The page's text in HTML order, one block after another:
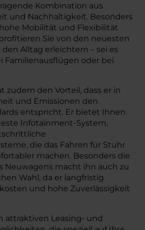
Kombination aus
und Nachhaltigkeit. Besonders
Mobilität und Flexibilität
Sie von den neuesten
Alltag erleichtern – sei es
Familienausflügen oder bei
zudem den Vorteil, dass er in
und Emissionen den
entspricht. Er bietet Ihnen
Infotainment-System,
die das Fahren für Stuhr
machen. Besonders die
Neuwagens macht ihn auch zu
Wahl, da er langfristig
und hohe Zuverlässigkeit
attraktiven Leasing- und